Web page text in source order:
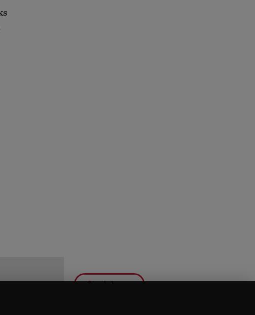
Speichern